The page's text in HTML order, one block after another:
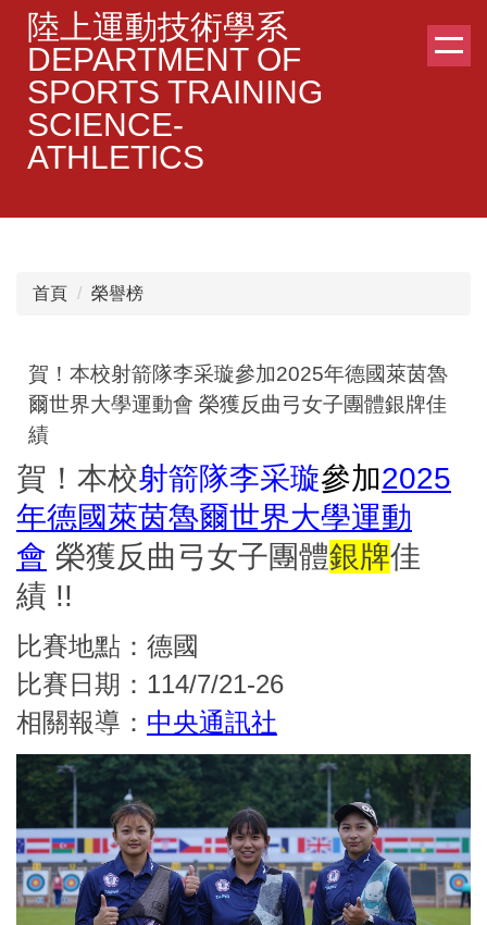
陸上運動技術學系
DEPARTMENT OF
SPORTS TRAINING
SCIENCE-
ATHLETICS
首頁 榮譽榜
賀！本校射箭隊李采璇參加2025年德國萊茵魯
爾世界大學運動會 榮獲反曲弓女子團體銀牌佳
績
賀！本校射箭隊李采璇參加2025
年德國萊茵魯爾世界大學運動
會 榮獲反曲弓女子團體銀牌佳
績 !!
比賽地點：德國
比賽日期：114/7/21-26
相關報導： 中央通訊社